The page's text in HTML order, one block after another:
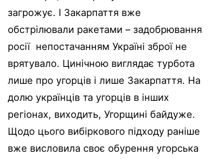
загрожує. І Закарпаття вже
обстрілювали ракетами – задобрювання
росії непостачанням Україні зброї не
врятувало. Цинічною виглядає турбота
лише про угорців і лише Закарпаття. На
долю українців та угорців в інших
регіонах, виходить, Угорщині байдуже.
Щодо цього вибіркового підходу раніше
вже висловила своє обурення угорська